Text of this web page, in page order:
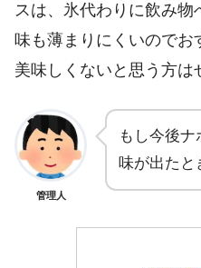
スは、氷代わりに飲み物
味も薄まりにくいのでお
美味しくないと思う方は
管理人
もし今後
味が出たと